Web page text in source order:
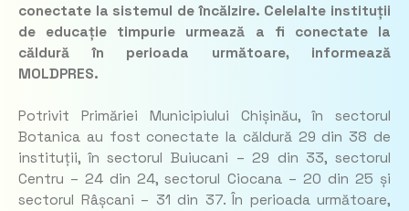
conectate la sistemul de încălzire. Celelalte instituții
de educație timpurie urmează a fi conectate la
căldură în perioada următoare, informează
MOLDPRES.
Potrivit Primăriei Municipiului Chișinău, în sectorul
Botanica au fost conectate la căldură 29 din 38 de
instituții, în sectorul Buiucani – 29 din 33, sectorul
Centru – 24 din 24, sectorul Ciocana – 20 din 25 și
sectorul Râșcani – 31 din 37. În perioada următoare,